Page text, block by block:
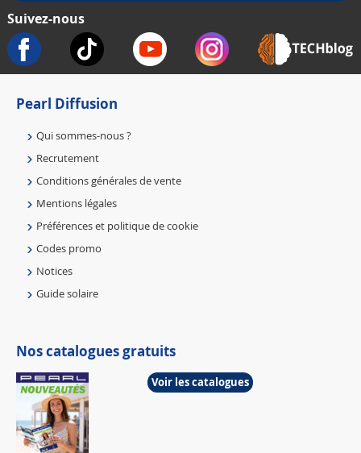
Suivez-nous
Pearl Diffusion
Qui sommes-nous ?
Recrutement
Conditions générales de vente
Mentions légales
Préférences et politique de cookie
Codes promo
Notices
Guide solaire
Nos catalogues gratuits
Voir les catalogues